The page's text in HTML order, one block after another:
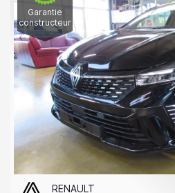
Garantie
constructeur
RENAULT